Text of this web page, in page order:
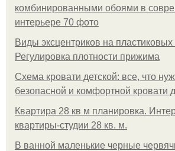
комбинированными обоями в
интерьере 70 фото
Виды эксцентриков на пластиковых
Регулировка плотности прижима
Схема кровати детской: все, что
безопасной и комфортной кровати
Квартира 28 кв м планировка.
квартиры-студии 28 кв. м.
В ванной маленькие черные